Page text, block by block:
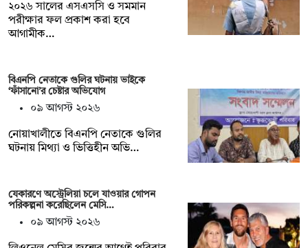
২০২৬ সালের এসএসসি ও সমমান
পরীক্ষার ফল প্রকাশ করা হবে
আগামীক…
বিএনপি নেতাকে গুলির ঘটনায় ভাইকে
‘ফাঁসানো’র চেষ্টার অভিযোগ
০৯ আগস্ট ২০২৬
নোয়াখালীতে বিএনপি নেতাকে গুলির
ঘটনায় মিথ্যা ও ভিত্তিহীন অভি…
যেকারণে অস্ট্রেলিয়া চলে যাওয়ার গোপন
পরিকল্পনা করেছিলেন মেসি…
০৯ আগস্ট ২০২৬